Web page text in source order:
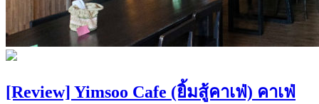
[Review] Yimsoo Cafe (ยิ้มสู้คาเฟ่) คาเฟ่